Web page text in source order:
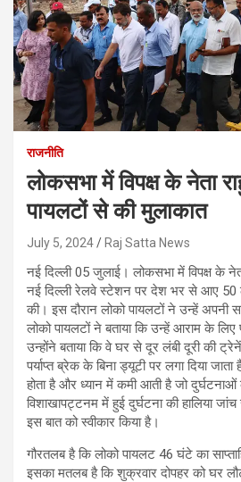
राजनीति
लोकसभा में विपक्ष के नेता
पायलटों से की मुलाकात
July 5, 2024 Raj Satta News
नई दिल्ली 05 जुलाई। लोकसभा में विपक्ष के
नई दिल्ली रेलवे स्टेशन पर देश भर से आए 50
की। इस दौरान लोको पायलटों ने उन्हें अपनी
लोको पायलटों ने बताया कि उन्हें आराम के लिए
उन्होंने बताया कि वे घर से दूर लंबी दूरी की
पर्याप्त ब्रेक के बिना ड्यूटी पर लगा दिया
होता है और ध्यान में कमी आती है जो
विशाखापट्टनम में हुई दुर्घटना की हालिया जांच
इस बात को स्वीकार किया है।
गौरतलब है कि लोको पायलट 46 घंटे का
इसका मतलब है कि शुक्रवार दोपहर को घर